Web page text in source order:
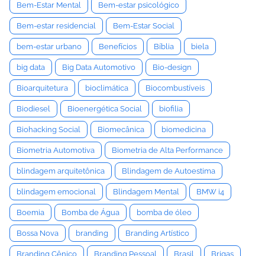
Bem-Estar Mental Bem-estar psicológico
Bem-estar residencial Bem-Estar Social
bem-estar urbano Benefícios Bíblia biela
big data Big Data Automotivo Bio-design
Bioarquitetura bioclimática Biocombustíveis
Biodiesel Bioenergética Social biofilia
Biohacking Social Biomecânica biomedicina
Biometria Automotiva Biometria de Alta Performance
blindagem arquitetônica Blindagem de Autoestima
blindagem emocional Blindagem Mental BMW i4
Boemia Bomba de Água bomba de óleo
Bossa Nova branding Branding Artístico
Branding Cênico Branding Pessoal Brasil Brigas